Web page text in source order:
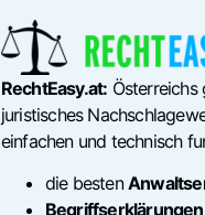
RechtEasy.at:
juristisches
einfachen und technisch
die besten